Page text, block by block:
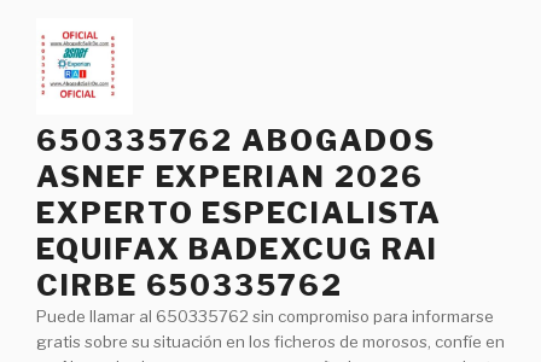
contenido
650335762 ABOGADOS
ASNEF EXPERIAN 2026
EXPERTO ESPECIALISTA
EQUIFAX BADEXCUG RAI
CIRBE 650335762
Puede llamar al 650335762 sin compromiso para informarse
gratis sobre su situación en los ficheros de morosos, confíe en